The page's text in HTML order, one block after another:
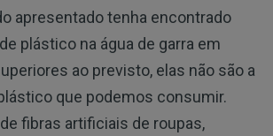
apresentado tenha encontrado
plástico na água de garra em
ao previsto, elas não são a
que podemos consumir.
fibras artificiais de roupas,